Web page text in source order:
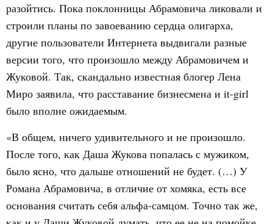
разойтись. Пока поклонницы Абрамовича ликовали и
строили планы по завоеванию сердца олигарха,
другие пользователи Интернета выдвигали разные
версии того, что произошло между Абрамовичем и
Жуковой. Так, скандально известная блогер Лена
Миро заявила, что расставание бизнесмена и it-girl
было вполне ожидаемым.
«В общем, ничего удивительного и не произошло.
После того, как Даша Жукова попалась с мужиком,
было ясно, что дальше отношений не будет. (…) У
Романа Абрамовича, в отличие от хомяка, есть все
основания считать себя альфа-самцом. Точно так же,